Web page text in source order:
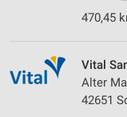
470,45
Vital
Alter
42651
Verwendung
Inhalten
IAB-Besonderheiten: